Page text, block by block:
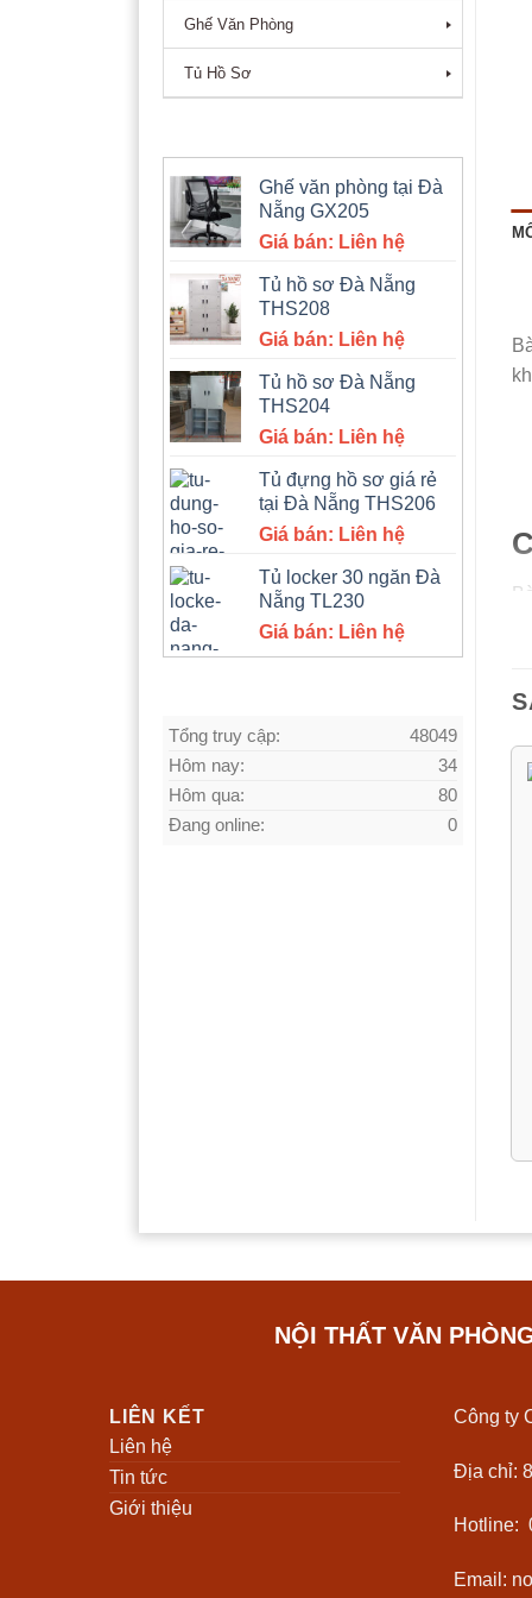
Ghế Văn Phòng
Tủ Hồ Sơ
Ghế văn phòng tại Đà
Nẵng GX205
Giá bán: Liên hệ
Tủ hồ sơ Đà Nẵng
THS208
Giá bán: Liên hệ
Tủ hồ sơ Đà Nẵng
THS204
Giá bán: Liên hệ
Tủ đựng hồ sơ giá rẻ
tại Đà Nẵng THS206
Giá bán: Liên hệ
Tủ locker 30 ngăn Đà
Nẵng TL230
Giá bán: Liên hệ
48049
Tổng truy cập:
34
Hôm nay:
80
Hôm qua:
0
Đang online:
bị
NỘI THẤT VĂN
LIÊN KẾT
Liên hệ
Tin tức
Giới thiệu
Công ty
Địa chỉ:
Hotline:
Email: